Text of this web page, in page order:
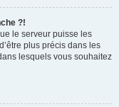
?!
le serveur puisse les
plus précis dans les
lesquels vous souhaitez